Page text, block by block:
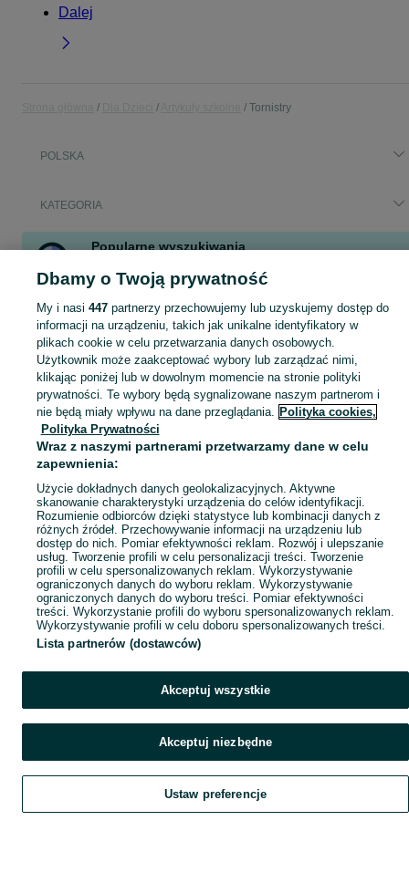
Dalej
Tornistry
POLSKA
KATEGORIA
Popularne wyszukiwania
tornister herlitz tornister na kółkach
herlitz
bidon szkolny,worek na obuwie,śniadaniówka szkolna
Mapa kategorii
Mapa miejscowości
Mapa ministron
Popularne wyszukiwania
Szukaj Obserwujesz Dodaj Czat Konto
Dbamy o Twoją prywatność
My i nasi 447partnerzy przechowujemy lub uzyskujemy dostęp do
informacji na urządzeniu, takich jak unikalne identyfikatory w
plikach cookie w celu przetwarzania danych osobowych.
Użytkownik może zaakceptować wybory lub zarządzać nimi,
klikając poniżej lub w dowolnym momencie na stronie polityki
prywatności. Te wybory będą sygnalizowane naszym partnerom i
nie będą miały wpływu na dane przeglądania. Polityka cookies,
Polityka Prywatności
Wraz z naszymi partnerami przetwarzamy dane w celu
zapewnienia:
Użycie dokładnych danych geolokalizacyjnych. Aktywne
skanowanie charakterystyki urządzenia do celów identyfikacji.
Rozumienie odbiorców dzięki statystyce lub kombinacji danych z
różnych źródeł. Przechowywanie informacji na urządzeniu lub
dostęp do nich. Pomiar efektywności reklam. Rozwój i ulepszanie
usług. Tworzenie profili w celu personalizacji treści. Tworzenie
profili w celu spersonalizowanych reklam. Wykorzystywanie
ograniczonych danych do wyboru reklam. Wykorzystywanie
ograniczonych danych do wyboru treści. Pomiar efektywności
treści. Wykorzystanie profili do wyboru spersonalizowanych reklam.
Wykorzystywanie profili w celu doboru spersonalizowanych treści.
Lista partnerów (dostawców)
Akceptuj wszystkie
Akceptuj niezbędne
Ustaw preferencje